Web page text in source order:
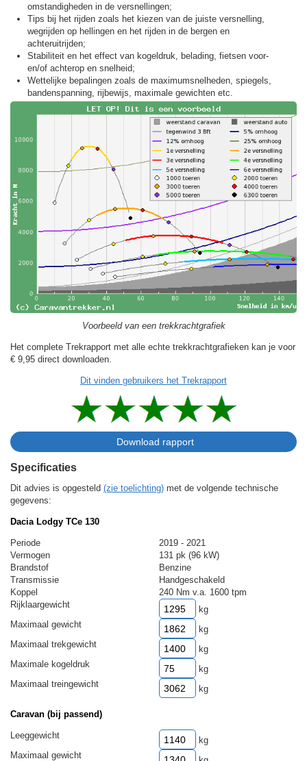
omstandigheden in de versnellingen;
Tips bij het rijden zoals het kiezen van de juiste versnelling,
wegrijden op hellingen en het rijden in de bergen en
achteruitrijden;
Stabiliteit en het effect van kogeldruk, belading, fietsen voor-
en/of achterop en snelheid;
Wettelijke bepalingen zoals de maximumsnelheden, spiegels,
bandenspanning, rijbewijs, maximale gewichten etc.
Voorbeeld van een trekkrachtgrafiek
Het complete Trekrapport met alle echte trekkrachtgrafieken kan je voor
€ 9,95 direct downloaden.
Dit vinden gebruikers het Trekrapport
Specificaties
Dit advies is opgesteld (zie toelichting) met de volgende technische
gegevens:
Dacia Lodgy TCe 130
Periode
2019 - 2021
Vermogen
131 pk (96 kW)
Brandstof
Benzine
Transmissie
Handgeschakeld
Koppel
240 Nm v.a. 1600 tpm
Rijklaargewicht
kg
Maximaal gewicht
kg
Maximaal trekgewicht
kg
Maximale kogeldruk
kg
Maximaal treingewicht
kg
Caravan (bij passend)
Leeggewicht
kg
Maximaal gewicht